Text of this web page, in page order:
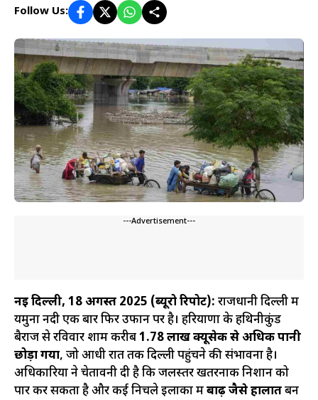
Follow Us:
---Advertisement---
नई दिल्ली, 18 अगस्त 2025 (ब्यूरो रिपोर्ट): राजधानी दिल्ली में
यमुना नदी एक बार फिर उफान पर है। हरियाणा के हथिनीकुंड
बैराज से रविवार शाम करीब1.78 लाख क्यूसेक से अधिक पानी
छोड़ा गया, जो आधी रात तक दिल्ली पहुंचने की संभावना है।
अधिकारियों ने चेतावनी दी है कि जलस्तर खतरनाक निशान को
पार कर सकता है और कई निचले इलाकों मेंबाढ़ जैसे हालातबन